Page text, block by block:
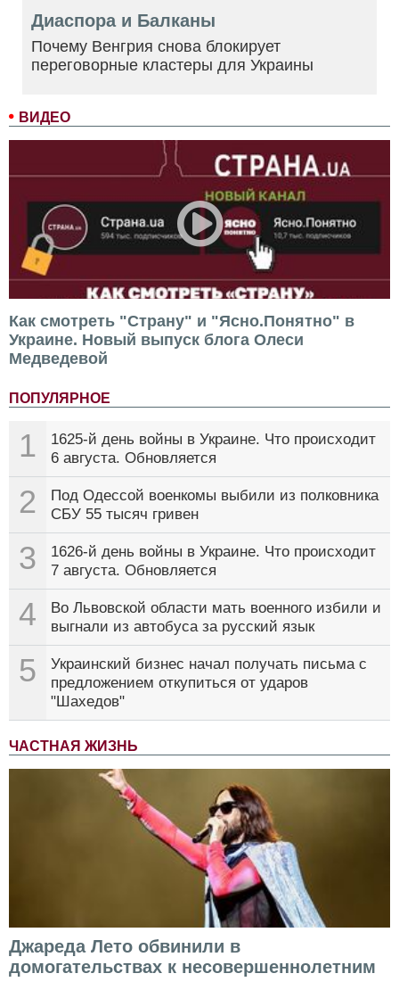
ВИДЕО
Как смотреть "Страну" и "Ясно.Понятно" в
Украине. Новый выпуск блога Олеси
Медведевой
ПОПУЛЯРНОЕ
1
1625-й день войны в Украине. Что происходит
6 августа. Обновляется
2
Под Одессой военкомы выбили из полковника
СБУ 55 тысяч гривен
3
1626-й день войны в Украине. Что происходит
7 августа. Обновляется
4
Во Львовской области мать военного избили и
выгнали из автобуса за русский язык
5
Украинский бизнес начал получать письма с
предложением откупиться от ударов
"Шахедов"
ЧАСТНАЯ ЖИЗНЬ
Джареда Лето обвинили в
домогательствах к несовершеннолетним
Диаспора и Балканы
Почему Венгрия снова блокирует
переговорные кластеры для Украины